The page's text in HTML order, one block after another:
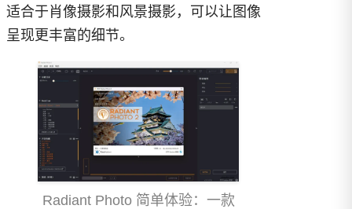
适合于肖像摄影和风景摄影，可以让图像
呈现更丰富的细节。
Radiant Photo 简单体验：一款